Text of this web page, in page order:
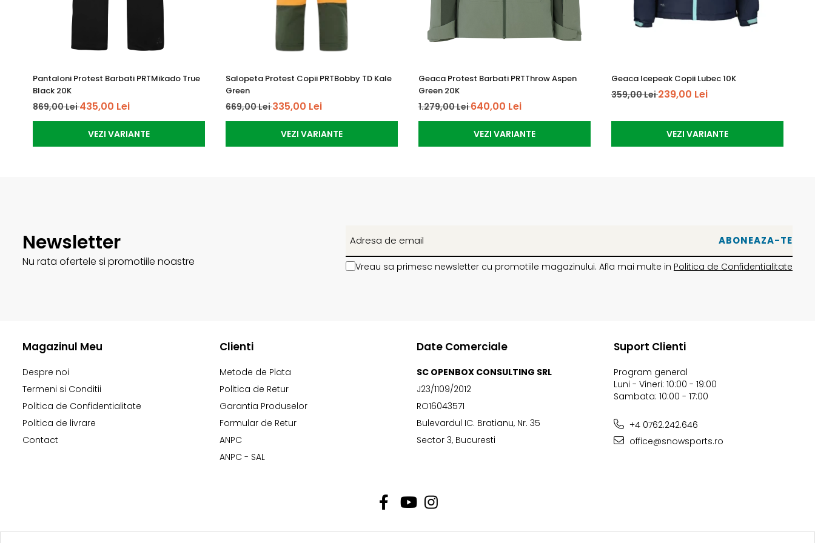
Pantaloni Protest Barbati PRTMikado True
Black 20K
869,00 Lei435,00 Lei
VEZI VARIANTE
Salopeta Protest Copii PRTBobby TD Kale
Green
669,00 Lei335,00 Lei
VEZI VARIANTE
Geaca Protest Barbati PRTThrow Aspen
Green 20K
1.279,00 Lei640,00 Lei
VEZI VARIANTE
Geaca Icepeak Copii Lubec 10K
359,00 Lei239,00 Lei
VEZI VARIANTE
Newsletter
Nu rata ofertele si promotiile noastre Vreau sa primesc newsletter cu promotiile magazinului. Afla mai multe in Politica de Confidentialitate
Magazinul Meu
Despre noi
Termeni si Conditii
Politica de Confidentialitate
Politica de livrare
Contact
Clienti
Metode de Plata
Politica de Retur
Garantia Produselor
Formular de Retur
ANPC
ANPC - SAL
Date Comerciale
SC OPENBOX CONSULTING SRL
J23/1109/2012
RO16043571
Bulevardul IC. Bratianu, Nr. 35
Sector 3, Bucuresti
Suport Clienti
Program general
Luni - Vineri: 10:00 - 19:00
Sambata: 10:00 - 17:00
+4 0762.242.646
office@snowsports.ro